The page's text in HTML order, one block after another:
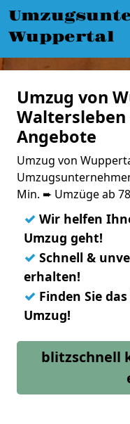
Wuppertal
Umzug von
Waltersleben
Angebote
Umzug von
Min. ➨ Umzüge ab
✓ Wir helfen
Umzug geht!
✓ Schnell &
erhalten!
✓ Finden Sie
Umzug!
blitzschnell